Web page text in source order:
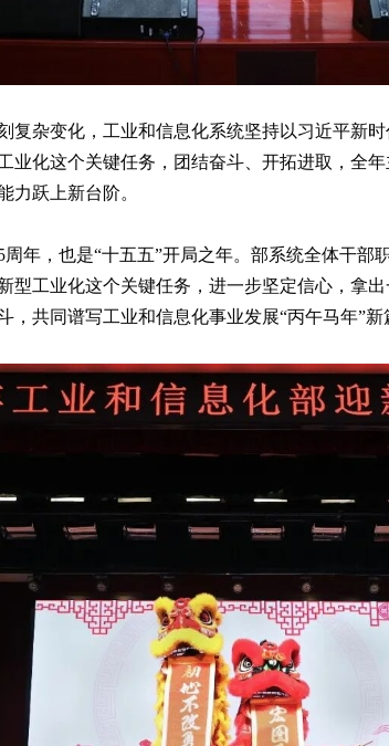
复杂变化，工业和信息化系统坚持以习近平新
业化这个关键任务，团结奋斗、开拓进取，全
力跃上新台阶。
年，也是“十五五”开局之年。部系统全体干
型工业化这个关键任务，进一步坚定信心，拿
共同谱写工业和信息化事业发展“丙午马年”新